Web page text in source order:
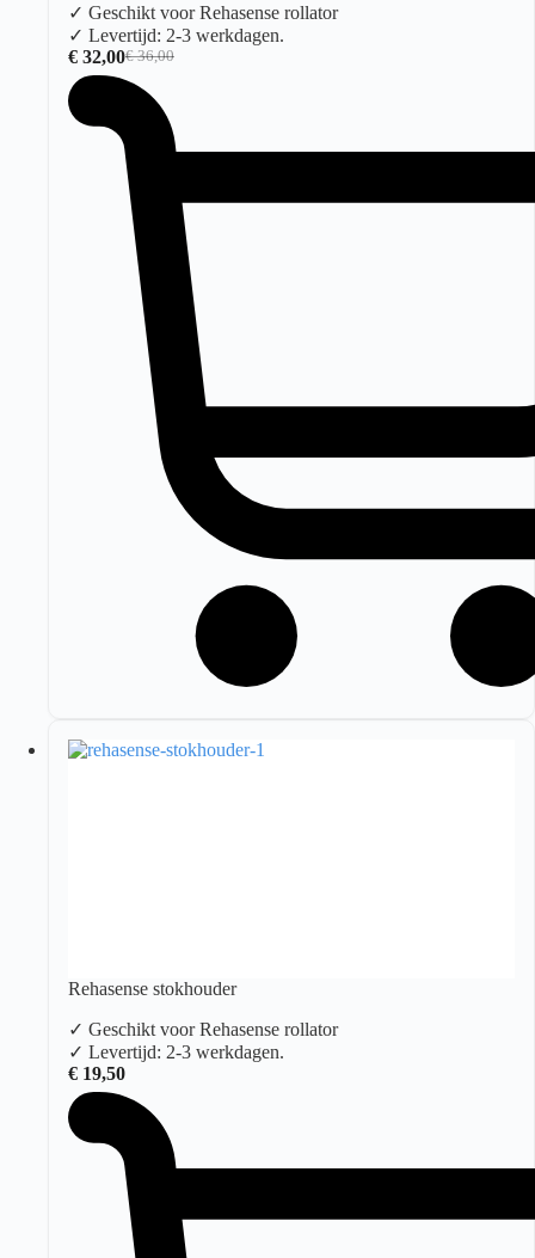
✓ Geschikt voor Rehasense rollator
✓ Levertijd: 2-3 werkdagen.
€36,00
Oorspronkelijke
prijs
was:
€ 36,00.
€ 32,00Huidige
prijs
€ 32,00.
Rehasense stokhouder
✓ Geschikt voor Rehasense rollator
✓ Levertijd: 2-3 werkdagen.
€ 19,50